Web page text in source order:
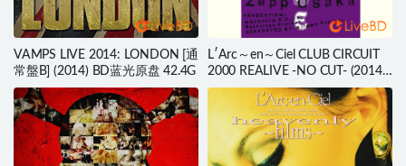
VAMPS LIVE 2014: LONDON [通
常盤B] (2014) BD蓝光原盘 42.4G
L′Arc～en～Ciel CLUB CIRCUIT
2000 REALIVE -NO CUT- (2014)
BD蓝光原盘 14.8G